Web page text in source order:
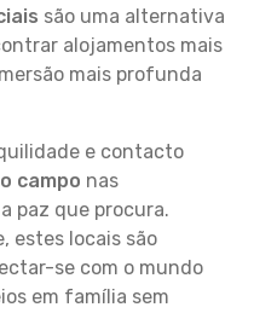
são uma alternativa
alojamentos mais
mais profunda
e contacto
campo nas
paz que procura.
estes locais são
se com o mundo
em família sem